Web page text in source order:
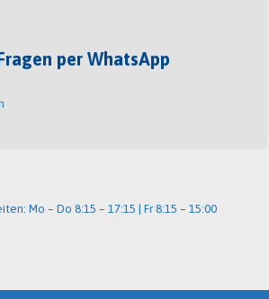
per WhatsApp
Mo – Do 8:15 – 17:15 | Fr 8:15 – 15:00